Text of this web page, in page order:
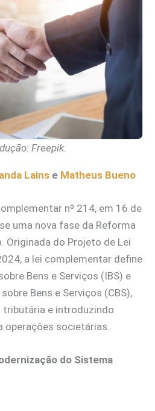
Freepik.
Lains e Matheus Bueno
nº 214, em 16 de
uma nova fase da Reforma
Originada do Projeto de Lei
a lei complementar define
Bens e Serviços (IBS) e
Bens e Serviços (CBS),
tributária e introduzindo
operações societárias.
do Sistema